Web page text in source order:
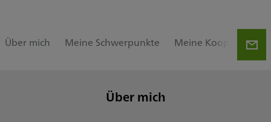
Über mich Meine Schwerpunkte Meine
Über mich